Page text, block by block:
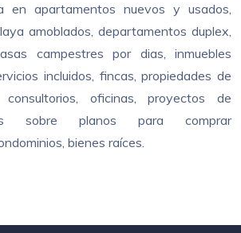
en apartamentos nuevos y usados,
amoblados, departamentos duplex,
campestres por dias, inmuebles
incluidos, fincas, propiedades de
consultorios, oficinas, proyectos de
sobre planos para comprar
bienes raíces.